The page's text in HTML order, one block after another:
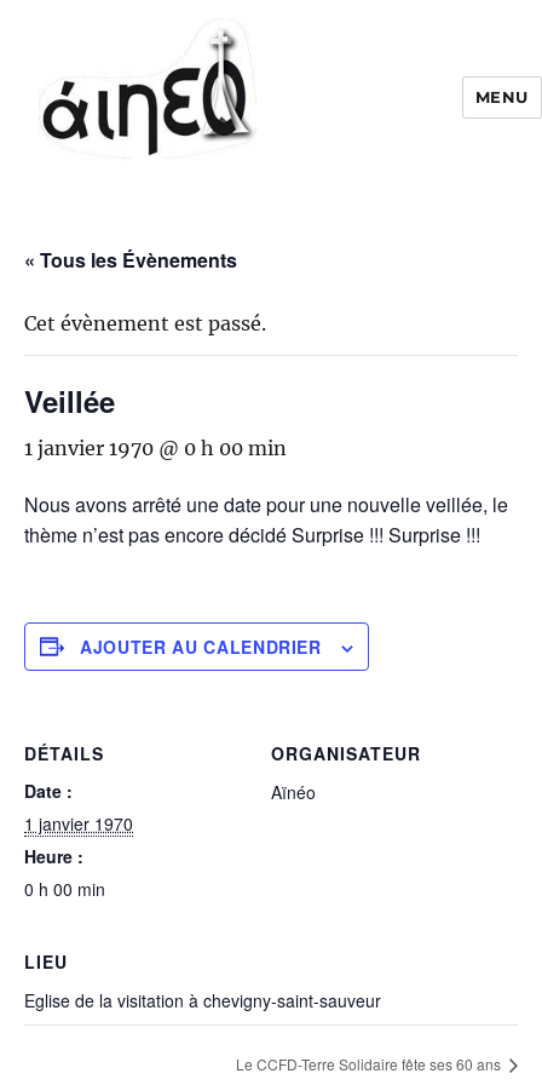
MENU
« Tous les Évènements
Cet évènement est passé.
Veillée
1 janvier 1970 @ 0 h 00 min
Nous avons arrêté une date pour une nouvelle veillée, le
thème n’est pas encore décidé Surprise !!! Surprise !!!
AJOUTER AU CALENDRIER
DÉTAILS
Date :
1 janvier 1970
Heure :
0 h 00 min
ORGANISATEUR
Aïnéo
LIEU
Eglise de la visitation à chevigny-saint-sauveur
Le CCFD-Terre Solidaire fête ses 60 ans